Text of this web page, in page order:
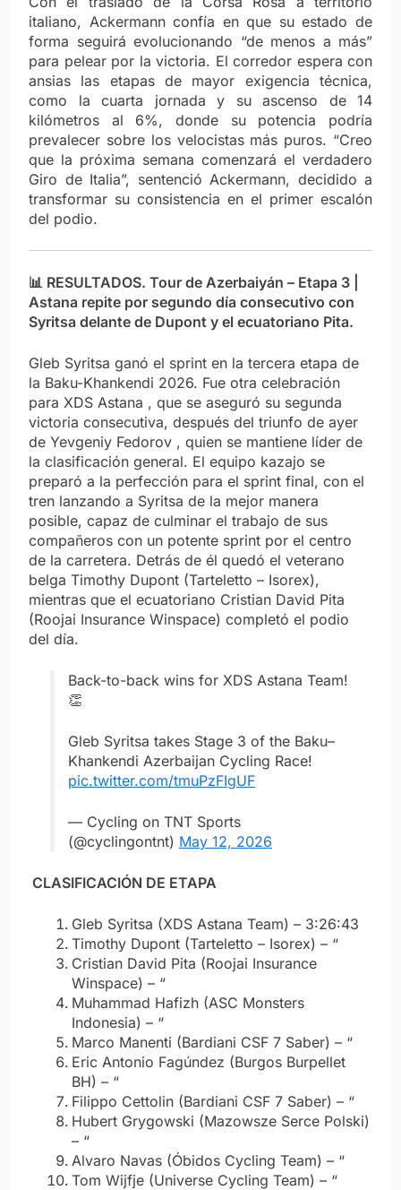
italiano, Ackermann confía en que su estado de
forma seguirá evolucionando “de menos a más”
para pelear por la victoria. El corredor espera con
ansias las etapas de mayor exigencia técnica,
como la cuarta jornada y su ascenso de 14
kilómetros al 6%, donde su potencia podría
prevalecer sobre los velocistas más puros. “Creo
que la próxima semana comenzará el verdadero
Giro de Italia”, sentenció Ackermann, decidido a
transformar su consistencia en el primer escalón
del podio.
📊 RESULTADOS. Tour de Azerbaiyán – Etapa 3 |
Astana repite por segundo día consecutivo con
Syritsa delante de Dupont y el ecuatoriano Pita.
Gleb Syritsa ganó el sprint en la tercera etapa de
la Baku-Khankendi 2026. Fue otra celebración
para XDS Astana , que se aseguró su segunda
victoria consecutiva, después del triunfo de ayer
de Yevgeniy Fedorov , quien se mantiene líder de
la clasificación general. El equipo kazajo se
preparó a la perfección para el sprint final, con el
tren lanzando a Syritsa de la mejor manera
posible, capaz de culminar el trabajo de sus
compañeros con un potente sprint por el centro
de la carretera. Detrás de él quedó el veterano
belga Timothy Dupont (Tarteletto – Isorex),
mientras que el ecuatoriano Cristian David Pita
(Roojai Insurance Winspace) completó el podio
del día.
Back-to-back wins for XDS Astana Team!
👏
Gleb Syritsa takes Stage 3 of the Baku–
Khankendi Azerbaijan Cycling Race!
pic.twitter.com/tmuPzFIgUF
— Cycling on TNT Sports
(@cyclingontnt) May 12, 2026
CLASIFICACIÓN DE ETAPA
Gleb Syritsa (XDS Astana Team) – 3:26:43
Timothy Dupont (Tarteletto – Isorex) – “
Cristian David Pita (Roojai Insurance
Winspace) – “
Muhammad Hafizh (ASC Monsters
Indonesia) – “
Marco Manenti (Bardiani CSF 7 Saber) – “
Eric Antonio Fagúndez (Burgos Burpellet
BH) – “
Filippo Cettolin (Bardiani CSF 7 Saber) – “
Hubert Grygowski (Mazowsze Serce Polski)
– “
Alvaro Navas (Óbidos Cycling Team) – “
Tom Wijfje (Universe Cycling Team) – “